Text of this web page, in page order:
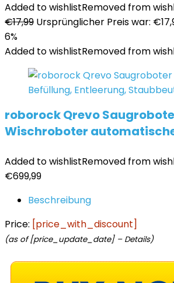
Added to wishlistRemoved from
€17,99 Ursprünglicher Preis war:
6%
Added to wishlistRemoved from
roborock Qrevo
Wischroboter
Added to wishlistRemoved from
€699,99
Beschreibung
Price: [price_with_discount]
(as of [price_update_date] – Details)